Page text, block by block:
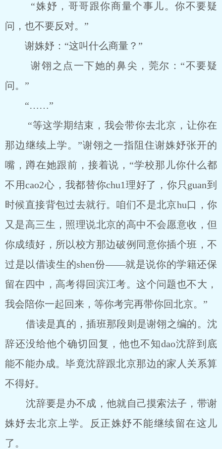
“姝妤，哥哥跟你商量个事儿。你不要疑
问，也不要反对。”
谢姝妤：“这叫什么商量？”
谢翎之点一下她的鼻尖，莞尔：“不要疑
问。”
“……”
“等这学期结束，我会带你去北京，让你在
那边继续上学。”谢翎之一指阻住谢姝妤张开的
嘴，蹲在她跟前，接着说，“学校那儿你什么都
不用cao2心，我都替你chu1理好了，你只guan到
时候直接背包过去就行。咱们不是北京hu口，你
又是高三生，照理说北京的高中不会愿意收，但
你成绩好，所以校方那边破例同意你插个班，不
过是以借读生的shen份――就是说你的学籍还保
留在四中，高考得回滨江考。这个问题也不大，
我会陪你一起回来，等你考完再带你回北京。”
借读是真的，插班那段则是谢翎之编的。沈
辞还没给他个确切回复，他也不知dao沈辞到底
能不能办成。毕竟沈辞跟北京那边的家人关系算
不得好。
沈辞要是办不成，他就自己摸索法子，带谢
姝妤去北京上学。反正姝妤不能继续留在这儿
了。